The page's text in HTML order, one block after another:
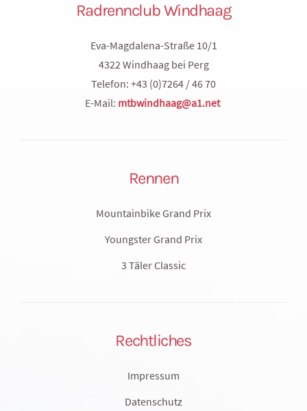
Radrennclub Windhaag
Eva-Magdalena-Straße 10/1
4322 Windhaag bei Perg
Telefon: +43 (0)7264 / 46 70
E-Mail: mtbwindhaag@a1.net
Rennen
Mountainbike Grand Prix
Youngster Grand Prix
3 Täler Classic
Rechtliches
Impressum
Datenschutz